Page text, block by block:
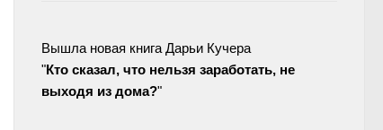
Вышла новая книга Дарьи Кучера
"Кто сказал, что нельзя заработать, не
выходя из дома?"